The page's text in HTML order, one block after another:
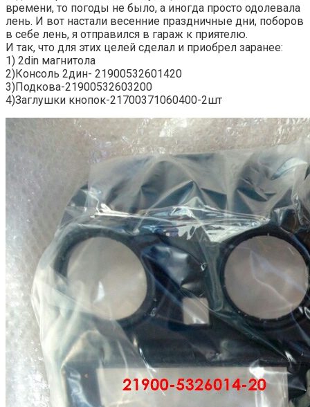
времени, то погоды не было, а иногда просто одолевала
лень. И вот настали весенние праздничные дни, поборов
в себе лень, я отправился в гараж к приятелю.
И так, что для этих целей сделал и приобрел заранее:
1) 2din магнитола
2)Консоль 2дин- 21900532601420
3)Подкова-21900532603200
4)Заглушки кнопок-21700371060400-2шт